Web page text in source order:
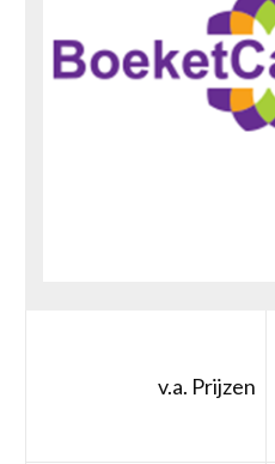
v.a. Prijzen